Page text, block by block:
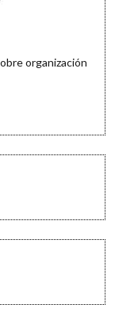
organización